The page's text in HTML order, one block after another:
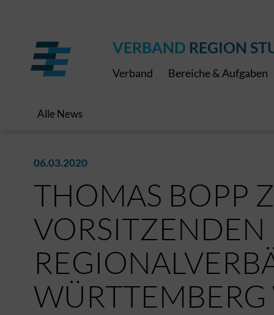
VERBAND REGION
Verband Bereiche & Aufgaben
Alle News
06.03.2020
THOMAS BOPP
VORSITZENDEN